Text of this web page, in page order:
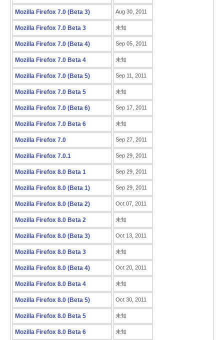
Mozilla Firefox 7.0 (Beta 3) Aug 30, 2011
Mozilla Firefox 7.0 Beta 3 未知
Mozilla Firefox 7.0 (Beta 4) Sep 05, 2011
Mozilla Firefox 7.0 Beta 4 未知
Mozilla Firefox 7.0 (Beta 5) Sep 11, 2011
Mozilla Firefox 7.0 Beta 5 未知
Mozilla Firefox 7.0 (Beta 6) Sep 17, 2011
Mozilla Firefox 7.0 Beta 6 未知
Mozilla Firefox 7.0 Sep 27, 2011
Mozilla Firefox 7.0.1 Sep 29, 2011
Mozilla Firefox 8.0 Beta 1 Sep 29, 2011
Mozilla Firefox 8.0 (Beta 1) Sep 29, 2011
Mozilla Firefox 8.0 (Beta 2) Oct 07, 2011
Mozilla Firefox 8.0 Beta 2 未知
Mozilla Firefox 8.0 (Beta 3) Oct 13, 2011
Mozilla Firefox 8.0 Beta 3 未知
Mozilla Firefox 8.0 (Beta 4) Oct 20, 2011
Mozilla Firefox 8.0 Beta 4 未知
Mozilla Firefox 8.0 (Beta 5) Oct 30, 2011
Mozilla Firefox 8.0 Beta 5 未知
Mozilla Firefox 8.0 Beta 6 未知